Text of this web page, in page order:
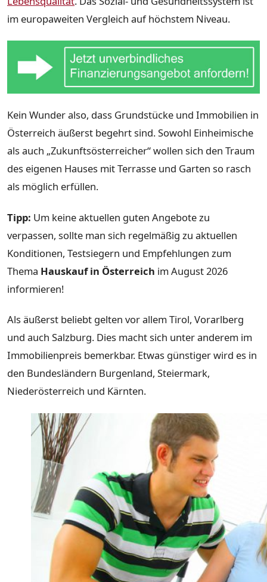
im europaweiten Vergleich auf höchstem Niveau.
Kein Wunder also, dass Grundstücke und Immobilien in
Österreich äußerst begehrt sind. Sowohl Einheimische
als auch „Zukunftsösterreicher“ wollen sich den Traum
des eigenen Hauses mit Terrasse und Garten so rasch
als möglich erfüllen.
Tipp: Um keine aktuellen guten Angebote zu
verpassen, sollte man sich regelmäßig zu aktuellen
Konditionen, Testsiegern und Empfehlungen zum
Thema Hauskauf in Österreich im August 2026
informieren!
Als äußerst beliebt gelten vor allem Tirol, Vorarlberg
und auch Salzburg. Dies macht sich unter anderem im
Immobilienpreis bemerkbar. Etwas günstiger wird es in
den Bundesländern Burgenland, Steiermark,
Niederösterreich und Kärnten.